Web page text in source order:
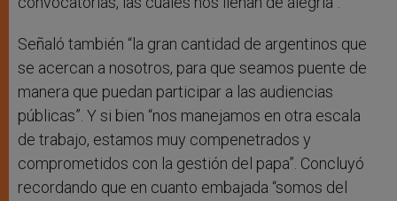
Señaló también “la gran cantidad de argentinos que
se acercan a nosotros, para que seamos puente de
manera que puedan participar a las audiencias
públicas”. Y si bien “nos manejamos en otra escala
de trabajo, estamos muy compenetrados y
comprometidos con la gestión del papa”. Concluyó
recordando que en cuanto embajada “somos del